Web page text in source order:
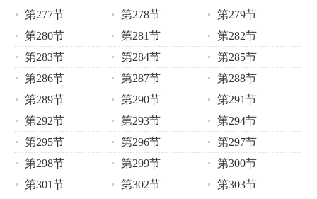
第277节
第278节
第279节
第280节
第281节
第282节
第283节
第284节
第285节
第286节
第287节
第288节
第289节
第290节
第291节
第292节
第293节
第294节
第295节
第296节
第297节
第298节
第299节
第300节
第301节
第302节
第303节